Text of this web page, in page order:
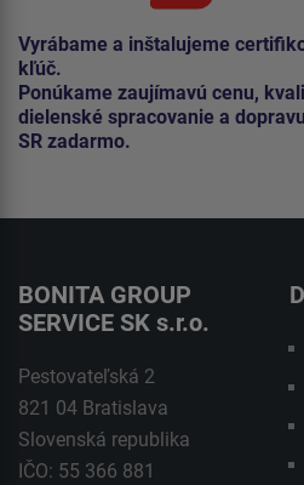
Vyrábame a inštalujeme
kľúč.
Ponúkame zaujímavú cenu,
dielenské spracovanie a
SR zadarmo.
BONITA GROUP
SERVICE SK s.r.o.
Pestovateľská 2
821 04 Bratislava
Slovenská republika
IČO: 55 366 881